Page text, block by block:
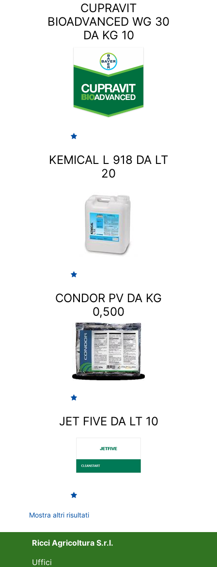
CUPRAVIT
BIOADVANCED WG 30
DA KG 10
KEMICAL L 918 DA LT
20
CONDOR PV DA KG
0,500
JET FIVE DA LT 10
Mostra altri risultati
Ricci Agricoltura S.r.l.
Uffici